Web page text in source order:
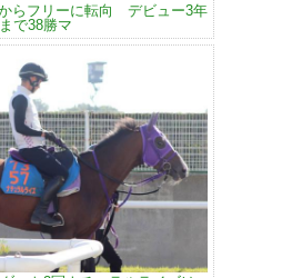
らフリーに転向 デビュー3年
で38勝マ